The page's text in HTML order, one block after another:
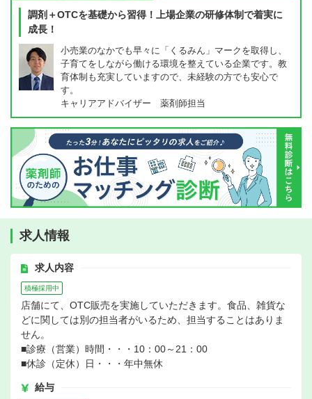
調剤＋OTCを基礎から習得！上場企業の研修体制で着実に
成長！
小売業のなかでも早々に「くるみん」マークを取得し、
子育てをしながら働ける環境を整えている企業です。教
育体制も充実していますので、未経験の方でも安心で
す。
キャリアアドバイザー 薬剤師担当
求人情報
求人内容
積極採用中
店舗にて、OTC販売を実施していただきます。食品、雑貨な
どに関しては別の担当者がいるため、担当することはありま
せん。
■診療（営業）時間・・・10：00～21：00
■休診（定休）日・・・年中無休
給与